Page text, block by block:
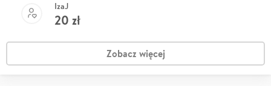
IzaJ
20 zł
Zobacz więcej